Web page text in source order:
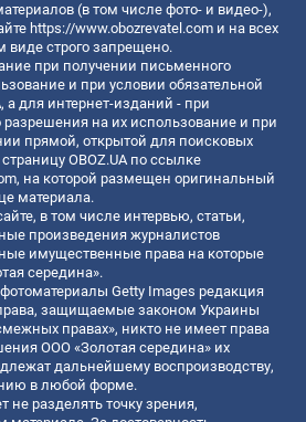
(в том числе фото- и видео-),
https://www.obozrevatel.com и на всех
виде строго запрещено.
при получении письменного
и при условии обязательной
а для интернет-изданий - при
на их использование и при
прямой, открытой для поисковых
OBOZ.UA по ссылке
, на которой размещен оригинальный
материала.
в том числе интервью, статьи,
произведения журналистов
имущественные права на которые
середина».
Getty Images редакция
защищаемые законом Украины
правах», никто не имеет права
ООО «Золотая середина» их
дальнейшему воспроизводству,
в любой форме.
не разделять точку зрения,